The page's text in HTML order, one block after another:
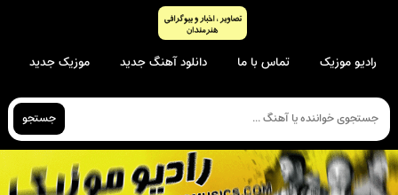
رادیو موزیک تماس با ما دانلود آهنگ جدید موزیک جدید
جستجو